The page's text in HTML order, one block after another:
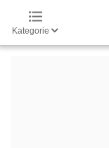
Kategorie